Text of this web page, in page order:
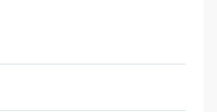
είναι ιδανικές για την
λιπαντικού στην
κάννης του πιστολιού σας.